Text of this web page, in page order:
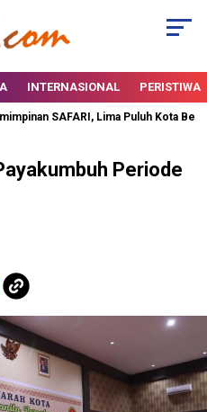
INTERNASIONAL PERISTIWA
SAFARI, Lima Puluh Kota
Periode